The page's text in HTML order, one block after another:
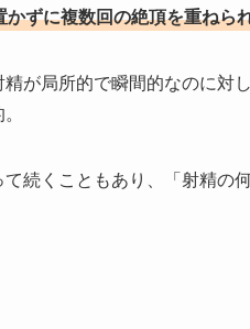
ずに複数回の絶頂を重ねら
が局所的で瞬間的なのに対
続くこともあり、「射精の